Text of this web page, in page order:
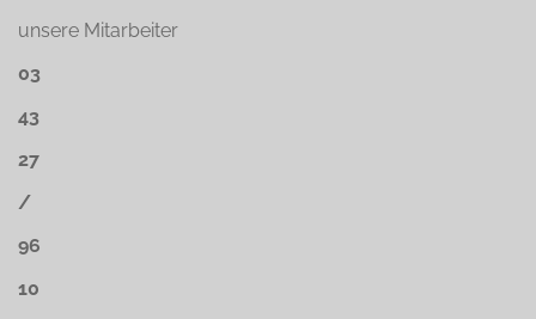
unsere Mitarbeiter
03
43
27
/
96
10